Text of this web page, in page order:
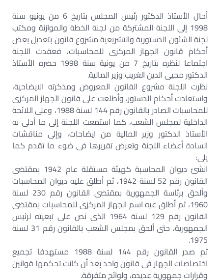
أحال الأستاذ الدكتور رئيس المجلس بتاريخ 6 من يونيو سنة
1998 إلى اللجنة المشتركة من لجنة الخطة والموازنة ومكتب
لجنة الشئون الدستورية والتشريعية مشروع قانون بتعديل بعض
أحكام قانون الجهاز المركزى للمحاسبات، فعقدت اللجنة
اجتماعا لنظره بتاريخ 7 من يونية سنة 1998 حضره الأستاذ
الدكتور محيى الدين الغريب وزير المالية.
نظرت اللجنة مشروع القانون المعروض ومذكرته الايضاحية،
واستعادت أحكام الدستور، وأطلعت على قانون الجهاز المركزى
للمحاسبات الصادر بالقانون رقم 144 لسنة 1988، وعلى اللائحة
الداخلية لمجلس الشعب، كما استمعت اللجنة إلى ما أدلى به
الأستاذ الدكتور وزير المالية من ايضاحات، وإلى مناقشات
السادة أعضاء اللجنة وتعرض تقريرها فى ضوء ما تقدم كما
يلى:
انشئ ديوان المحاسبة كهيئة مستقلة عام 1942 بمقتضى
القانون رقم 52 لسنة 1942، ثم أطلق عليه ديوان المحاسبات
وألحق برئاسة الجمهورية بمقتضى القانون رقم 230 لسنة
1960، ثم أطلق عيه اسم الجهاز المركزى للمحاسبات بمقتضى
القانون رقم 129 لسنة 1964 الذى نص على تبعيته لرئيس
الجمهورية، حتى ألحق بمجلس الشعب بالقانون رقم 31 لسنة
1975.
ثم صدر القانون رقم 144 لسنة 1988 مستهدفا تجميع
اختصاصات الجهاز فى قانون واحد بعد أن كانت تحكمها قوانين
وقرارات جمهورية عديده، ولوائح متفرقة.